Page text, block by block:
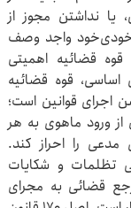
یا نداشتن مجوز از
واجد وصف
قضائیه اهمیتی
مطابق اصل ۱۵۶ قانون اساسی، قوه قضائیه
اجرای قوانین است؛
ورود ماهوی به هر
را احراز کند.
رسمی تظلمات و شکایات
قضائی به مجرای